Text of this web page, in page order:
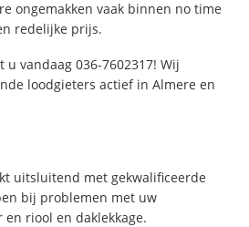
ongemakken vaak binnen no time
redelijke prijs.
u vandaag 036-7602317! Wij
loodgieters actief in Almere en
uitsluitend met gekwalificeerde
bij problemen met uw
en riool en daklekkage.